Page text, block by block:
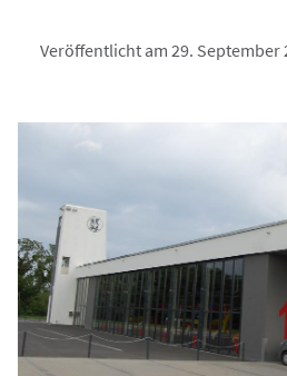
Veröffentlicht am 29. September